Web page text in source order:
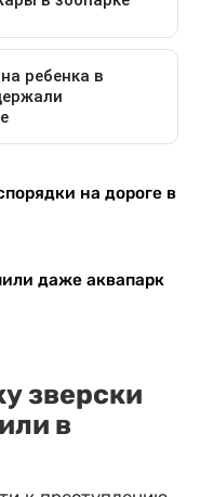
на дороге в
даже аквапарк
зверски
в